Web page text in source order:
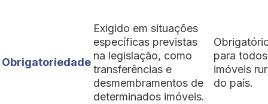
Obrigatoriedade
Exigido em situações
específicas previstas
na legislação, como
transferências e
desmembramentos de
determinados imóveis.
para
imóveis
do país.